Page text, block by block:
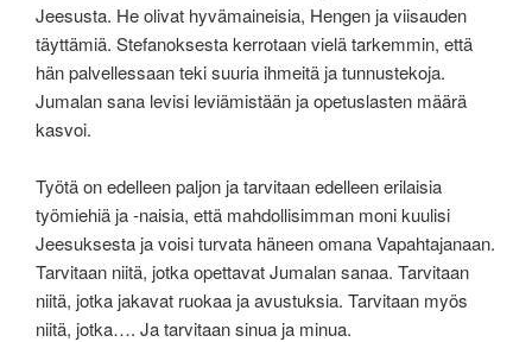
Jeesusta. He olivat hyvämaineisia, Hengen ja viisauden
täyttämiä. Stefanoksesta kerrotaan vielä tarkemmin, että
hän palvellessaan teki suuria ihmeitä ja tunnustekoja.
Jumalan sana levisi leviämistään ja opetuslasten määrä
kasvoi.
Työtä on edelleen paljon ja tarvitaan edelleen erilaisia
työmiehiä ja -naisia, että mahdollisimman moni kuulisi
Jeesuksesta ja voisi turvata häneen omana Vapahtajanaan.
Tarvitaan niitä, jotka opettavat Jumalan sanaa. Tarvitaan
niitä, jotka jakavat ruokaa ja avustuksia. Tarvitaan myös
niitä, jotka…. Ja tarvitaan sinua ja minua.